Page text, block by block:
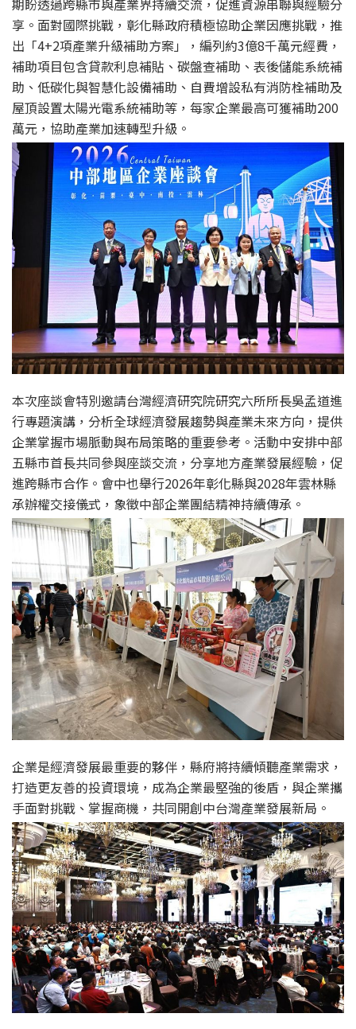
期盼透過跨縣市與產業界持續交流，促進資源串聯與經驗分
享。面對國際挑戰，彰化縣政府積極協助企業因應挑戰，推
出「4+2項產業升級補助方案」，編列約3億8千萬元經費，
補助項目包含貸款利息補貼、碳盤查補助、表後儲能系統補
助、低碳化與智慧化設備補助、自費增設私有消防栓補助及
屋頂設置太陽光電系統補助等，每家企業最高可獲補助200
萬元，協助產業加速轉型升級。
本次座談會特別邀請台灣經濟研究院研究六所所長吳孟道進
行專題演講，分析全球經濟發展趨勢與產業未來方向，提供
企業掌握市場脈動與布局策略的重要參考。活動中安排中部
五縣市首長共同參與座談交流，分享地方產業發展經驗，促
進跨縣市合作。會中也舉行2026年彰化縣與2028年雲林縣
承辦權交接儀式，象徵中部企業團結精神持續傳承。
企業是經濟發展最重要的夥伴，縣府將持續傾聽產業需求，
打造更友善的投資環境，成為企業最堅強的後盾，與企業攜
手面對挑戰、掌握商機，共同開創中台灣產業發展新局。